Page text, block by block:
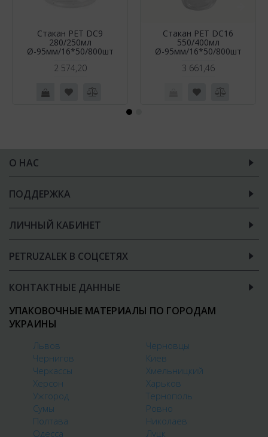
Стакан РЕТ DC9
280/250мл
Ø-95мм/16*50/800шт
2 574,20
Стакан РЕТ DC16
550/400мл
Ø-95мм/16*50/800шт
3 661,46
О НАС
ПОДДЕРЖКА
ЛИЧНЫЙ КАБИНЕТ
PETRUZALEK В СОЦСЕТЯХ
КОНТАКТНЫЕ ДАННЫЕ
УПАКОВОЧНЫЕ МАТЕРИАЛЫ ПО ГОРОДАМ
УКРАИНЫ
Львов
Черновцы
Чернигов
Киев
Черкассы
Хмельницкий
Херсон
Харьков
Ужгород
Тернополь
Сумы
Ровно
Полтава
Николаев
Одесса
Луцк